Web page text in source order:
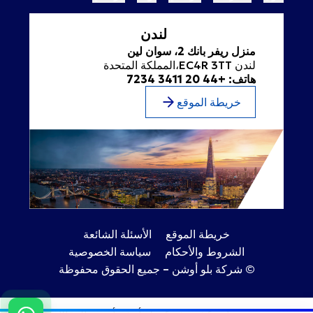
لندن
منزل ريفر بانك 2، سوان لين
لندن EC4R 3TT،المملكة المتحدة
هاتف: +44 20 3411 7234
خريطة الموقع
خريطة الموقع
الأسئلة الشائعة
الشروط والأحكام
سياسة الخصوصية
© شركة بلو أوشن – جميع الحقوق محفوظة